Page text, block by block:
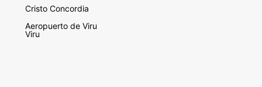
Cristo Concordia
Aeropuerto de Viru
Viru